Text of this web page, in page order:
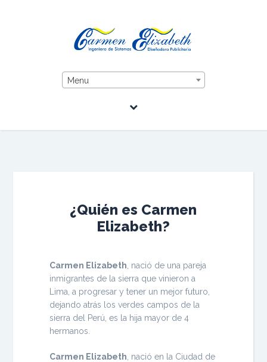
Menu
¿Quién es Carmen
Elizabeth?
Carmen Elizabeth , nació de una pareja
inmigrantes de la sierra que vinieron a
Lima, a progresar y tener un mejor futuro,
dejando atrás los verdes campos de la
sierra del Perú, es la hija mayor de 4
hermanos.
Carmen Elizabeth , nació en la Ciudad de